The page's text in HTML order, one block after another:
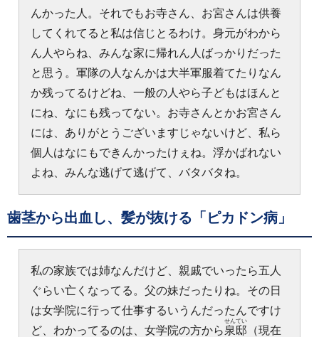
んかった人。それでもお寺さん、お宮さんは供養
してくれてると私は信じとるわけ。身元がわから
ん人やらね、みんな家に帰れん人ばっかりだった
と思う。軍隊の人なんかは大半軍服着てたりなん
か残ってるけどね、一般の人やら子どもはほんと
にね、なにも残ってない。お寺さんとかお宮さん
には、ありがとうございますじゃないけど、私ら
個人はなにもできんかったけぇね。浮かばれない
よね、みんな逃げて逃げて、バタバタね。
歯茎から出血し、髪が抜ける「ピカドン病」
私の家族では姉なんだけど、親戚でいったら五人
ぐらい亡くなってる。父の妹だったりね。その日
は女学院に行って仕事するいうんだったんですけ
ど、わかってるのは、女学院の方から泉邸
せんてい
（現在